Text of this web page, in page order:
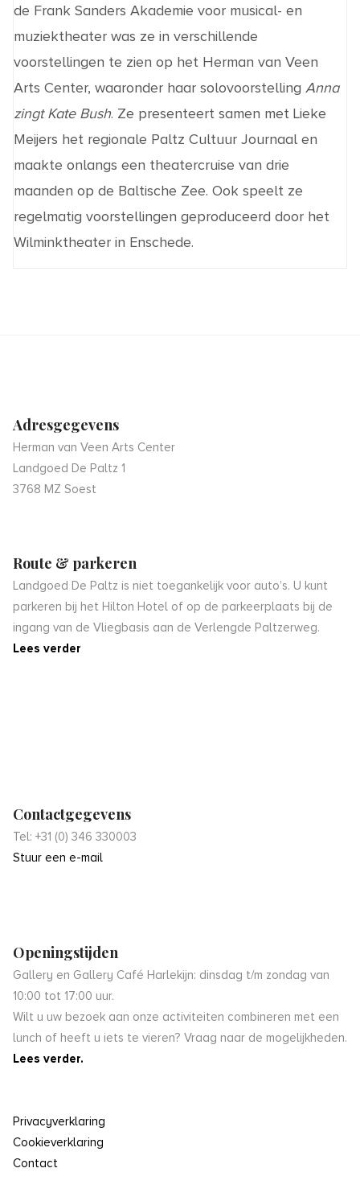
de Frank Sanders Akademie voor musical- en
muziektheater was ze in verschillende
voorstellingen te zien op het Herman van Veen
Arts Center, waaronder haar solovoorstelling Anna
zingt Kate Bush. Ze presenteert samen met Lieke
Meijers het regionale Paltz Cultuur Journaal en
maakte onlangs een theatercruise van drie
maanden op de Baltische Zee. Ook speelt ze
regelmatig voorstellingen geproduceerd door het
Wilminktheater in Enschede.
Adresgegevens
Herman van Veen Arts Center
Landgoed De Paltz 1
3768 MZ Soest
Route & parkeren
Landgoed De Paltz is niet toegankelijk voor auto’s. U kunt
parkeren bij het Hilton Hotel of op de parkeerplaats bij de
ingang van de Vliegbasis aan de Verlengde Paltzerweg.
Lees verder
Contactgegevens
Tel: +31 (0) 346 330003
Stuur een e-mail
Openingstijden
Gallery en Gallery Café Harlekijn: dinsdag t/m zondag van
10:00 tot 17:00 uur.
Wilt u uw bezoek aan onze activiteiten combineren met een
lunch of heeft u iets te vieren? Vraag naar de mogelijkheden.
Lees verder.
Privacyverklaring
Cookieverklaring
Contact